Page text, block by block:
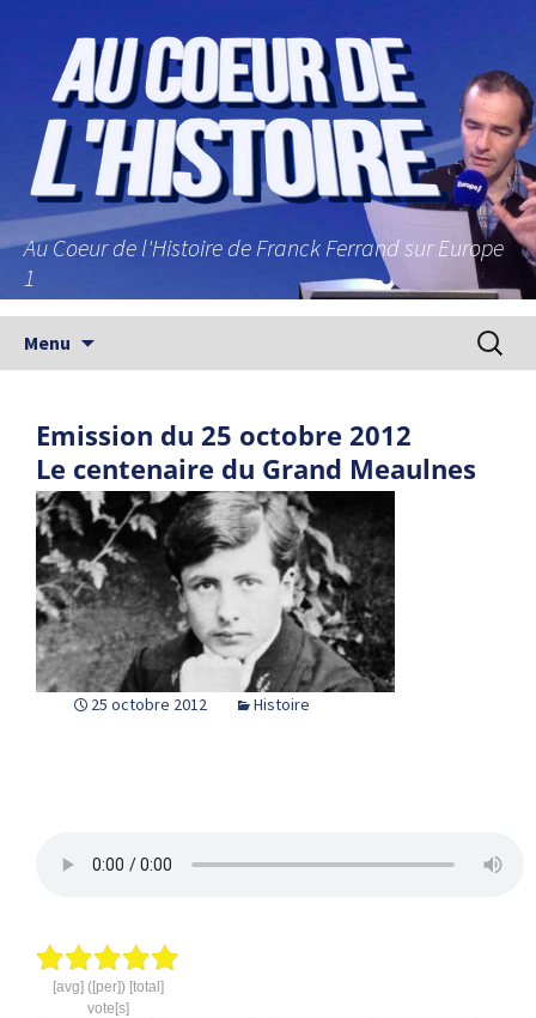
Au Coeur de l'Histoire de Franck Ferrand sur Europe
1
Menu
Emission du 25 octobre 2012
Le centenaire du Grand Meaulnes
25 octobre 2012 Histoire
[avg] ([per]) [total]
vote[s]